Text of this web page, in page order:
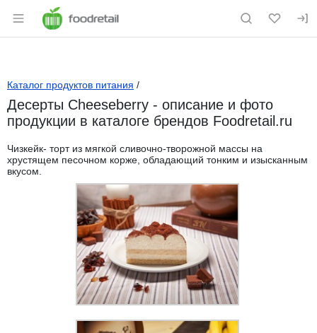
Раздел навигации по сайту
Каталог продуктов питания /
Десерты Cheeseberry - описание и фото
продукции в каталоге брендов Foodretail.ru
Чизкейк- торт из мягкой сливочно-творожной массы на
хрустящем песочном корже, обладающий тонким и изысканным
вкусом.